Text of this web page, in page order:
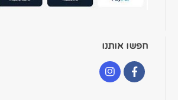
חפשו אותנו